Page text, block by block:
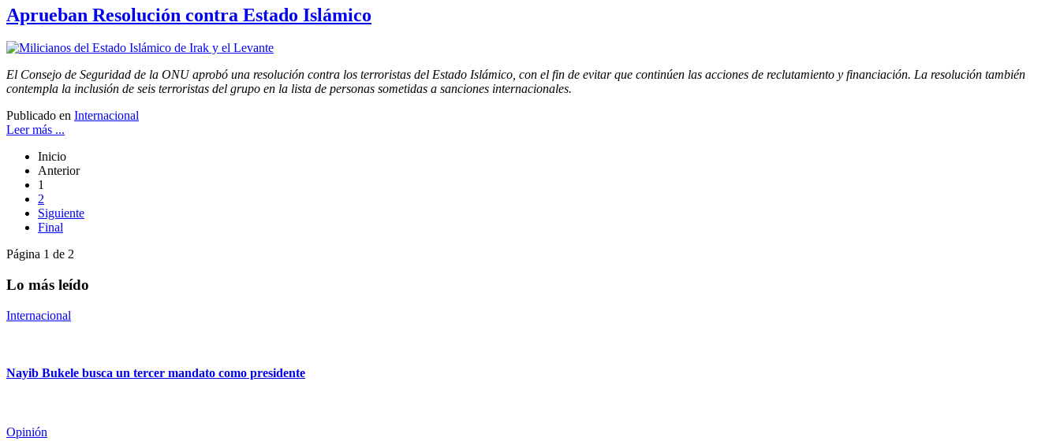
Aprueban Resolución contra Estado Islámico
El Consejo de Seguridad de la ONU aprobó una resolución contra los terroristas del Estado Islámico, con el fin de evitar que continúen las acciones de reclutamiento y financiación. La resolución también
contempla la inclusión de seis terroristas del grupo en la lista de personas sometidas a sanciones internacionales.
Publicado en Internacional
Leer más ...
Inicio
Anterior
1
2
Siguiente
Final
Página 1 de 2
Lo más leído
Internacional
Nayib Bukele busca un tercer mandato como presidente
Opinión